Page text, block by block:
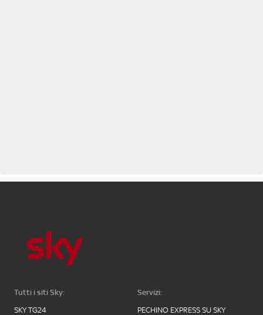
Tutti i siti Sky:
SKY TG24
Servizi:
PECHINO EXPRESS SU SKY